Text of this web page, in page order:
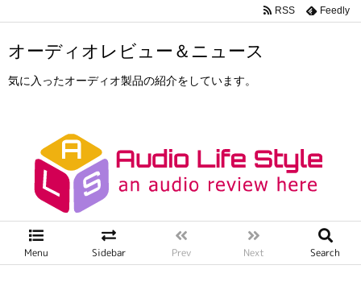
オーディオレビュー＆ニュース
気に入ったオーディオ製品の紹介をしています。
Menu Sidebar Prev Next Search
RSS Feedly